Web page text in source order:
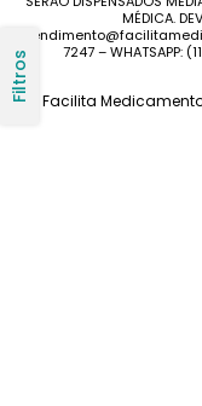
Filtros
MÉDICA.
7247 – WHATSAPP:
Facilita